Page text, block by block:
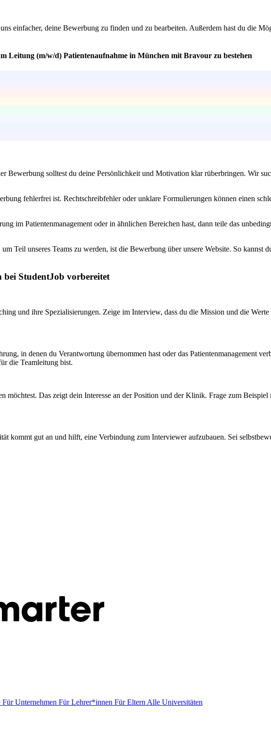
einfacher, deine Bewerbung zu finden und zu bearbeiten. Außerdem hast du die
Leitung (m/w/d) Patientenaufnahme in München mit Bravour zu bestehen
Bewerbung solltest du deine Persönlichkeit und Motivation klar rüberbringen. Wir
fehlerfrei ist. Rechtschreibfehler oder unklare Formulierungen können einen
im Patientenmanagement oder in ähnlichen Bereichen hast, dann teile das
Teil unseres Teams zu werden, ist die Bewerbung über unsere Website. So kannst
bei StudentJob vorbereitet
und ihre Spezialisierungen. Zeige im Interview, dass du die Mission und die
in denen du Verantwortung übernommen hast oder das Patientenmanagement
die Teamleitung bist.
möchtest. Das zeigt dein Interesse an der Position und der Klinik. Frage zum
kommt gut an und hilft, eine Verbindung zum Interviewer aufzubauen. Sei
Für Unternehmen Für Lehrer*innen Für Eltern Alle Universitäten